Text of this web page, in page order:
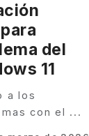
del
11
a los
con el ...